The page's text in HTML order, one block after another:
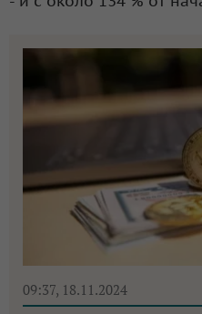
09:37, 18.11.2024